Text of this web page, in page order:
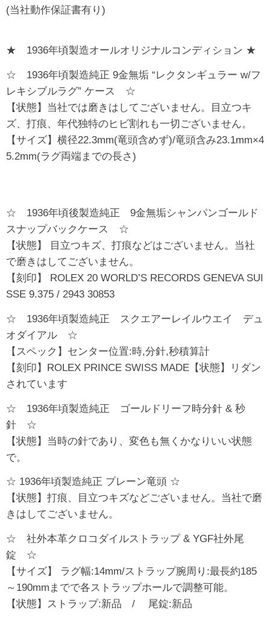
(当社動作保証書有り)
★ 1936年頃製造オールオリジナルコンディション ★
☆ 1936年頃製造純正 9金無垢 “レクタンギュラー w/フ
レキシブルラグ” ケース ☆
【状態】当社では磨きはしてございません。目立つキ
ズ、打痕、年代独特のヒビ割れも一切ございません。
【サイズ】横径22.3mm(竜頭含めず)/竜頭含み23.1mm×4
5.2mm(ラグ両端までの長さ)
☆ 1936年頃後製造純正 9金無垢シャンパンゴールド
スナップバックケース ☆
【状態】 目立つキズ、打痕などはございません。当社
で磨きはしてございません。
【刻印】 ROLEX 20 WORLD’S RECORDS GENEVA SUI
SSE 9.375 / 2943 30853
☆ 1936年頃製造純正 スクエアーレイルウエイ デュ
オダイアル ☆
【スペック】センター位置:時,分針,秒積算計
【刻印】ROLEX PRINCE SWISS MADE【状態】リダン
されています
☆ 1936年頃製造純正 ゴールドリーフ時分針 & 秒
針 ☆
【状態】当時の針であり、変色も無くかなりいい状態
で。
☆ 1936年頃製造純正 プレーン竜頭 ☆
【状態】打痕、目立つキズなどございません。当社で磨
きはしてございません。
☆ 社外本革クロコダイルストラップ & YGF社外尾
錠 ☆
【サイズ】 ラグ幅:14mm/ストラップ腕周り:最長約185
～190mmまでで各ストラップホールで調整可能。
【状態】ストラップ:新品 / 尾錠:新品